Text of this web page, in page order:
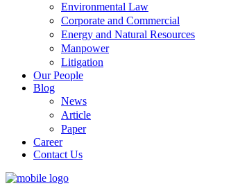
Environmental Law
Corporate and Commercial
Energy and Natural Resources
Manpower
Litigation
Our People
Blog
News
Article
Paper
Career
Contact Us